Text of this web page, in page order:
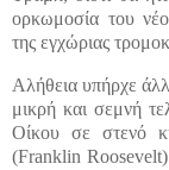
ορκωμοσία του
της εγχώριας
Αλήθεια υπήρχε
μικρή και σεμνή
Οίκου σε στενό
(Franklin Roosevelt)